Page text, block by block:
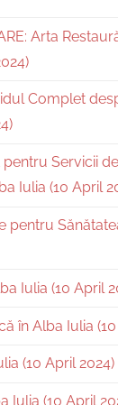
Arta
Complet
Servicii
Iulia (10 April
pentru
Iulia (10 April
în Alba Iulia
(10 April 2024)
Iulia (10 April